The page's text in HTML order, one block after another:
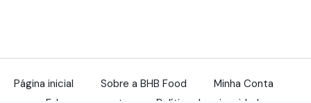
Página inicial Sobre a BHB Food
Minha Conta